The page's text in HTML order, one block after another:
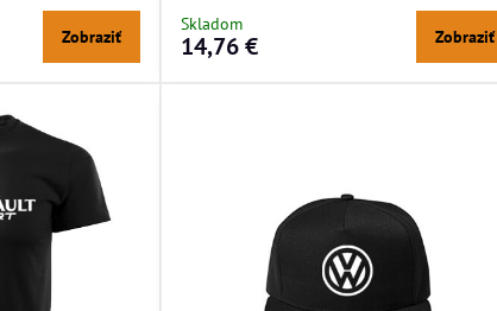
Zobraziť
Skladom
14,76 € Zobraziť